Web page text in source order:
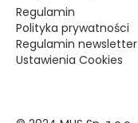
Regulamin
Polityka prywatności
Regulamin newsletter
Ustawienia Cookies